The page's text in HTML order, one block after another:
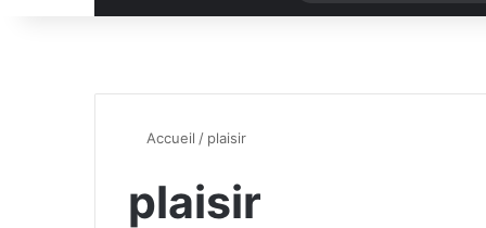
Accueil / plaisir
plaisir